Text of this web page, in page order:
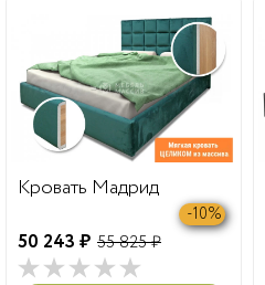
Кровать Мадрид
50 243 ₽ 55 825 ₽
-10%